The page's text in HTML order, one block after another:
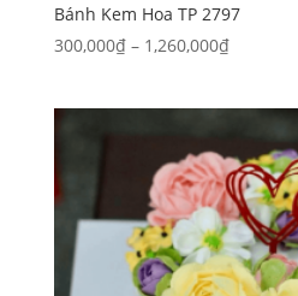
Bánh Kem Hoa TP 2797
300,000₫ – 1,260,000₫Khoảng
đến